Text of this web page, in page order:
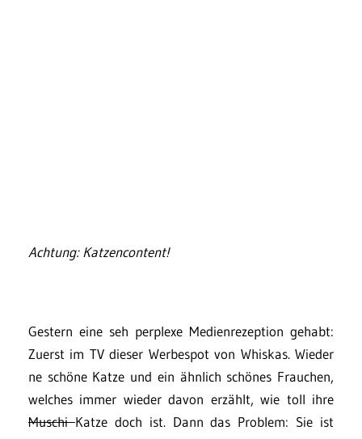
Achtung: Katzencontent!
Gestern eine seh perplexe Medienrezeption gehabt:
Zuerst im TV dieser Werbespot von Whiskas. Wieder
ne schöne Katze und ein ähnlich schönes Frauchen,
welches immer wieder davon erzählt, wie toll ihre
MuschiKatze doch ist. Dann das Problem: Sie ist